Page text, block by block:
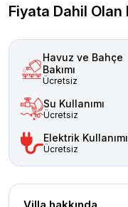
Fiyata Dahil
Havuz ve Bahçe
Bakımı
Ücretsiz
Su Kullanımı
Ücretsiz
Elektrik Kullanımı
Ücretsiz